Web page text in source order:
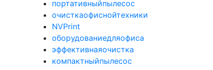
портативныйпылесос
очисткаофиснойтехники
NVPrint
оборудованиедляофиса
эффективнаяочистка
компактныйпылесос